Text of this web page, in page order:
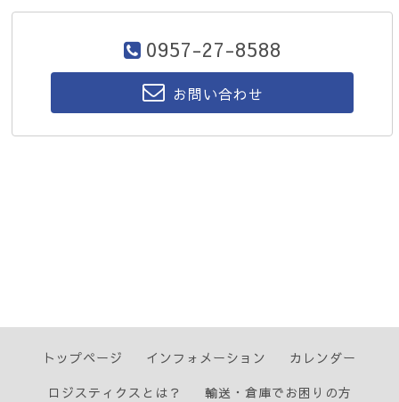
0957-27-8588
お問い合わせ
トップページ インフォメーション
カレンダー
ロジスティクスとは？
輸送・倉庫でお困りの方